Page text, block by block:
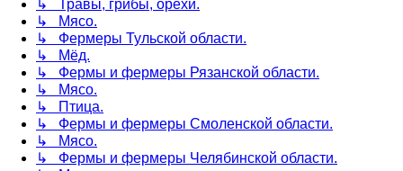
↳ Травы, грибы, орехи.
↳ Мясо.
↳ Фермеры Тульской области.
↳ Мёд.
↳ Фермы и фермеры Рязанской области.
↳ Мясо.
↳ Птица.
↳ Фермы и фермеры Смоленской области.
↳ Мясо.
↳ Фермы и фермеры Челябинской области.